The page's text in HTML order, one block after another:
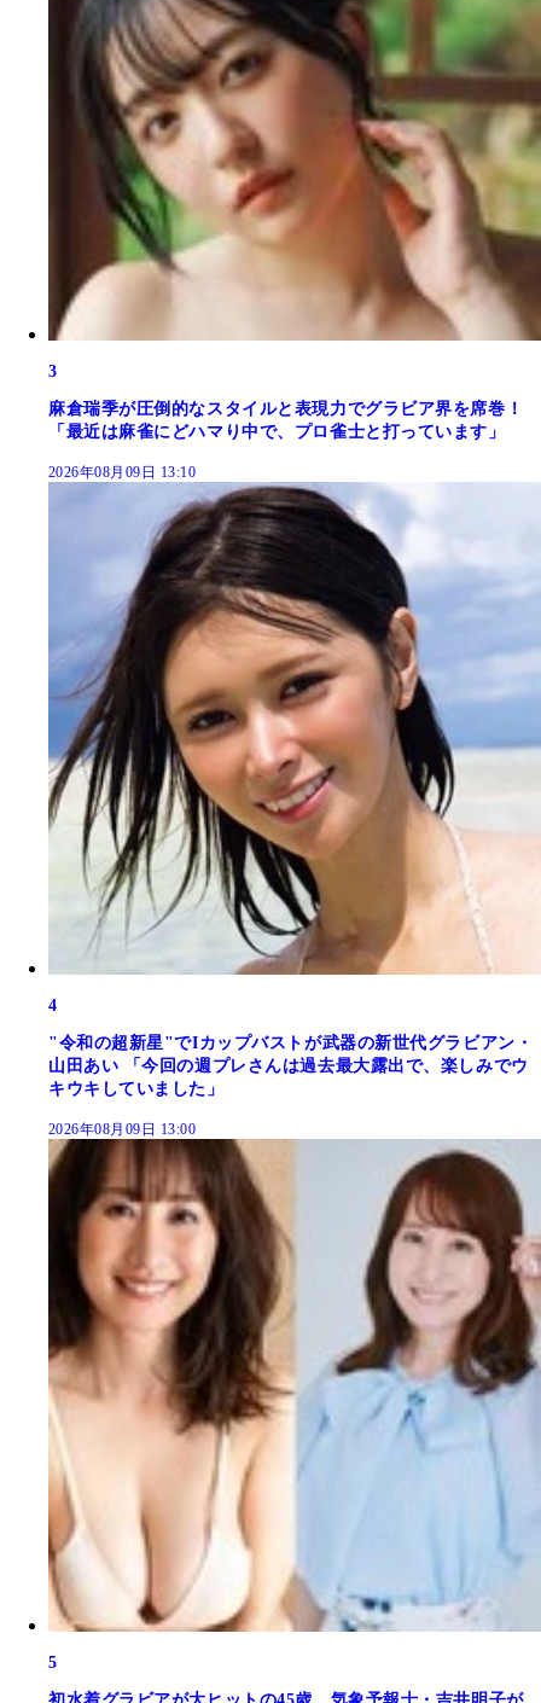
3
麻倉瑞季が圧倒的なスタイルと表現力でグラビア界を席巻！
「最近は麻雀にどハマり中で、プロ雀士と打っています」
2026年08月09日 13:10
4
"令和の超新星"でIカップバストが武器の新世代グラビアン・
山田あい 「今回の週プレさんは過去最大露出で、楽しみでウ
キウキしていました」
2026年08月09日 13:00
5